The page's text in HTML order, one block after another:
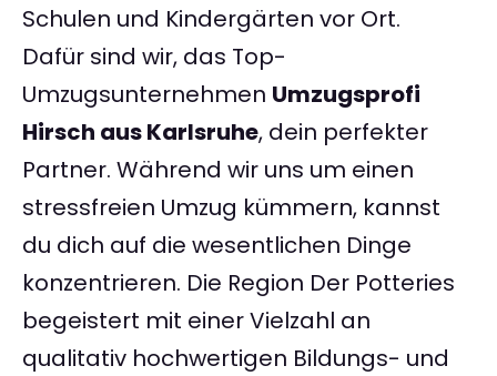
Schulen und Kindergärten vor Ort.
Dafür sind wir, das Top-
Umzugsunternehmen Umzugsprofi
Hirsch aus Karlsruhe, dein perfekter
Partner. Während wir uns um einen
stressfreien Umzug kümmern, kannst
du dich auf die wesentlichen Dinge
konzentrieren. Die Region Der Potteries
begeistert mit einer Vielzahl an
qualitativ hochwertigen Bildungs- und